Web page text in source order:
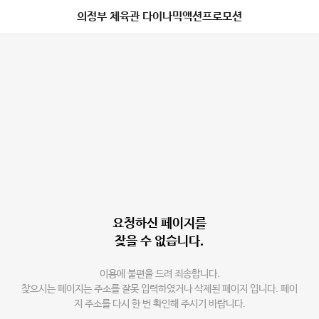
의정부 체육관 다이나믹액션프로모션
요청하신 페이지를
찾을 수 없습니다.
이용에 불편을 드려 죄송합니다.
찾으시는 페이지는 주소를 잘못 입력하였거나 삭제된 페이지 입니다. 페이
지 주소를 다시 한 번 확인해 주시기 바랍니다.